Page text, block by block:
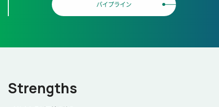
パイプライン
Strengths